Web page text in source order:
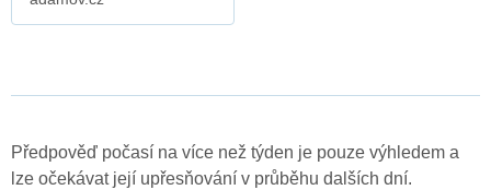
Předpověď počasí na více než týden je pouze výhledem a
lze očekávat její upřesňování v průběhu dalších dní.